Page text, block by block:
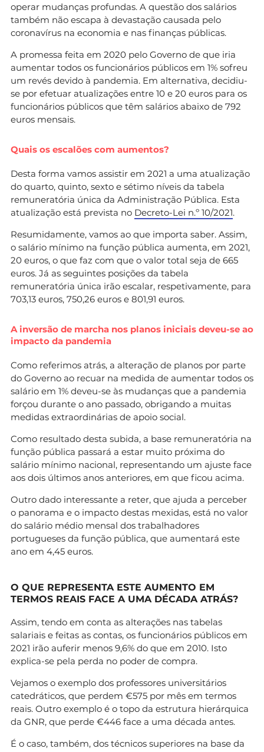
operar mudanças profundas. A questão dos salários
também não escapa à devastação causada pelo
coronavírus na economia e nas finanças públicas.
A promessa feita em 2020 pelo Governo de que iria
aumentar todos os funcionários públicos em 1% sofreu
um revés devido à pandemia. Em alternativa, decidiu-
se por efetuar atualizações entre 10 e 20 euros para os
funcionários públicos que têm salários abaixo de 792
euros mensais.
Quais os escalões com aumentos?
Desta forma vamos assistir em 2021 a uma atualização
do quarto, quinto, sexto e sétimo níveis da tabela
remuneratória única da Administração Pública. Esta
atualização está prevista no Decreto-Lei n.º 10/2021.
Resumidamente, vamos ao que importa saber. Assim,
o salário mínimo na função pública aumenta, em 2021,
20 euros, o que faz com que o valor total seja de 665
euros. Já as seguintes posições da tabela
remuneratória única irão escalar, respetivamente, para
703,13 euros, 750,26 euros e 801,91 euros.
A inversão de marcha nos planos iniciais deveu-se ao
impacto da pandemia
Como referimos atrás, a alteração de planos por parte
do Governo ao recuar na medida de aumentar todos os
salário em 1% deveu-se às mudanças que a pandemia
forçou durante o ano passado, obrigando a muitas
medidas extraordinárias de apoio social.
Como resultado desta subida, a base remuneratória na
função pública passará a estar muito próxima do
salário mínimo nacional, representando um ajuste face
aos dois últimos anos anteriores, em que ficou acima.
Outro dado interessante a reter, que ajuda a perceber
o panorama e o impacto destas mexidas, está no valor
do salário médio mensal dos trabalhadores
portugueses da função pública, que aumentará este
ano em 4,45 euros.
O QUE REPRESENTA ESTE AUMENTO EM
TERMOS REAIS FACE A UMA DÉCADA ATRÁS?
Assim, tendo em conta as alterações nas tabelas
salariais e feitas as contas, os funcionários públicos em
2021 irão auferir menos 9,6% do que em 2010. Isto
explica-se pela perda no poder de compra.
Vejamos o exemplo dos professores universitários
catedráticos, que perdem €575 por mês em termos
reais. Outro exemplo é o topo da estrutura hierárquica
da GNR, que perde €446 face a uma década antes.
É o caso, também, dos técnicos superiores na base da